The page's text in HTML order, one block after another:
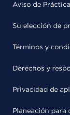
Aviso de
Su elección de
Términos y
Derechos y
Privacidad de
Planeación para